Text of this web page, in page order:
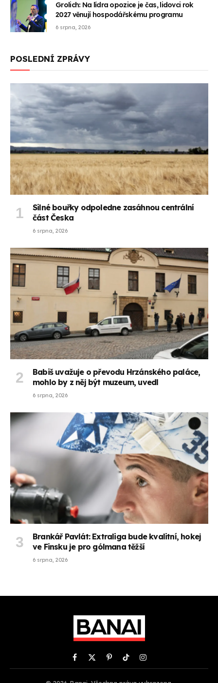
Grolich: Na lídra opozice je čas, lidovci rok
2027 věnují hospodářskému programu
6 srpna, 2026
POSLEDNÍ ZPRÁVY
Silné bouřky odpoledne zasáhnou centrální
část Česka
6 srpna, 2026
Babiš uvažuje o převodu Hrzánského paláce,
mohlo by z něj být muzeum, uvedl
6 srpna, 2026
Brankář Pavlát: Extraliga bude kvalitní, hokej
ve Finsku je pro gólmana těžší
6 srpna, 2026
Facebook
X
(Twitter)
PinterestTikTokInstagram